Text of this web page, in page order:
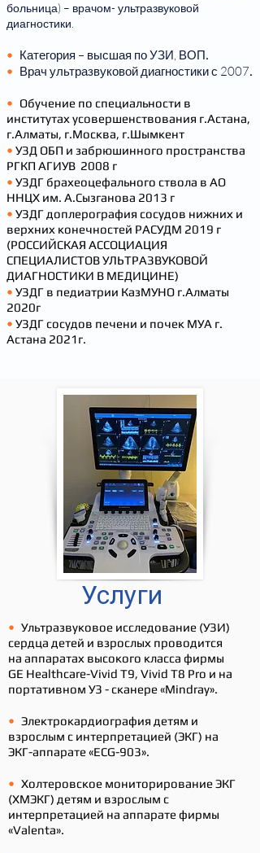
больница) – врачом- ультразвуковой
диагностики.
• Категория – высшая по УЗИ, ВОП.
• Врач ультразвуковой диагностики с 2007.
• Обучение по специальности в
институтах усовершенствования г.Астана,
г.Алматы, г.Москва, г.Шымкент
• УЗД ОБП и забрюшинного пространства
РГКП АГИУВ 2008 г
• УЗДГ брахеоцефального ствола в АО
ННЦХ им. А.Сызганова 2013 г
• УЗДГ доплерография сосудов нижних и
верхних конечностей РАСУДМ 2019 г
(РОССИЙСКАЯ АССОЦИАЦИЯ
СПЕЦИАЛИСТОВ УЛЬТРАЗВУКОВОЙ
ДИАГНОСТИКИ В МЕДИЦИНЕ)
• УЗДГ в педиатрии КазМУНО г.Алматы
2020г
• УЗДГ сосудов печени и почек МУА г.
Астана 2021г.
Услуги
• Ультразвуковое исследование (УЗИ)
сердца детей и взрослых проводится
на аппаратах высокого класса фирмы
GE Healthcare-Vivid T9, Vivid T8 Pro и на
портативном У3 - сканере «Mindray».
• Электрокардиография детям и
взрослым с интерпретацией (ЭКГ) на
ЭКГ-аппарате «ECG-903».
• Холтеровское мониторирование ЭКГ
(ХМЭКГ) детям и взрослым с
интерпретацией на аппарате фирмы
«Valenta».